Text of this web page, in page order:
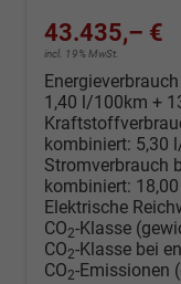
43.435,– €
incl. 19% MwSt.
1,40 l/100km +
kombiniert: 5,30
Stromverbrauch
kombiniert:
Elektrische
CO2-Klasse
CO2-Klasse bei
CO2-Emissionen